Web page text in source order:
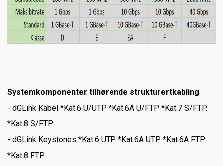
Systemkomponenter tilhørende strukturertkabling
- dGLink Kabel *Kat.6 U/UTP *Kat.6A U/FTP *Kat.7 S/FTP,
*Kat.8 S/FTP
- dGLink Keystones *Kat.6 UTP *Kat.6A UTP *Kat.6A FTP
*Kat.8 FTP